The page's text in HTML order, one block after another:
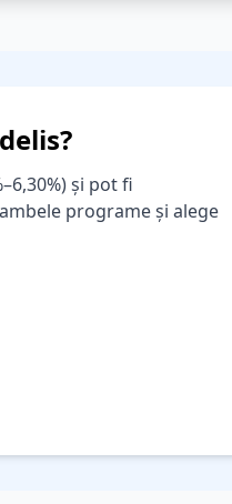
și pot fi
programe și alege